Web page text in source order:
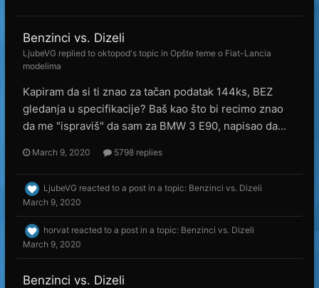
Benzinci vs. Dizeli
LjubeVG replied to oktopod's topic in Opšte teme o Fiat-Lancia
modelima
Kapiram da si ti znao za tačan podatak 144ks, BEZ
gledanja u specifikacije? Baš kao što bi recimo znao
da me "ispraviš" da sam za BMW 3 E90, napisao da...
March 9, 2020 5798 replies
LjubeVG reacted to a post in a topic: Benzinci vs. Dizeli
March 9, 2020
horvat reacted to a post in a topic: Benzinci vs. Dizeli
March 9, 2020
Benzinci vs. Dizeli